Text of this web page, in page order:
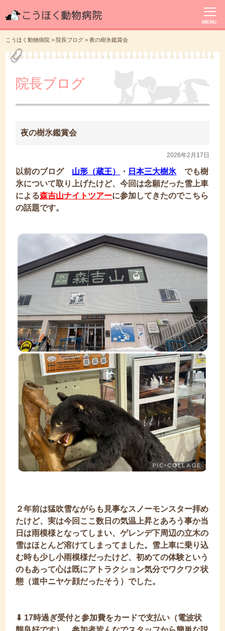
MENU
こうほく動物病院 >院長ブログ >夜の樹氷鑑賞会
院長ブログ
夜の樹氷鑑賞会
2026年2月17日
以前のブログ 山形（蔵王） ・ 日本三大樹氷でも樹
氷について取り上げたけど、今回は念願だった雪上車
による森吉山ナイトツアーに参加してきたのでこちら
の話題です。
２年前は猛吹雪ながらも見事なスノーモンスター拝め
たけど、実は今回ここ数日の気温上昇とあろう事か当
日は雨模様となってしまい、ゲレンデ下周辺の立木の
雪はほとんど溶けてしまってました。雪上車に乗り込
む時も少し小雨模様だったけど、初めての体験という
のもあって心は既にアトラクション気分でワクワク状
態（道中ニヤケ顔だったそう）でした。
⬇︎ 17時過ぎ受付と参加費をカードで支払い（電波状